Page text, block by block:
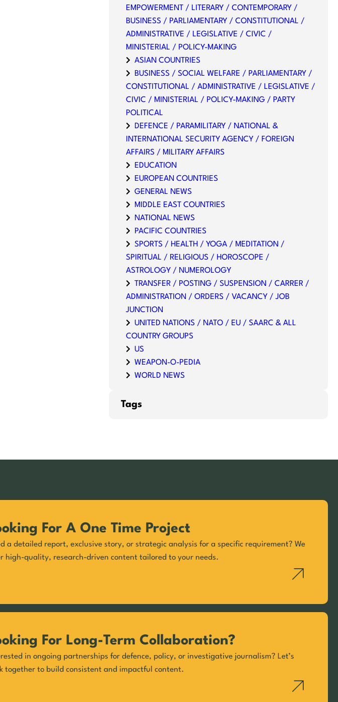
EMPOWERMENT / LITERARY / CONTEMPORARY /
BUSINESS / PARLIAMENTARY / CONSTITUTIONAL /
ADMINISTRATIVE / LEGISLATIVE / CIVIC /
MINISTERIAL / POLICY-MAKING
ASIAN COUNTRIES
BUSINESS / SOCIAL WELFARE / PARLIAMENTARY /
CONSTITUTIONAL / ADMINISTRATIVE / LEGISLATIVE /
CIVIC / MINISTERIAL / POLICY-MAKING / PARTY
POLITICAL
DEFENCE / PARAMILITARY / NATIONAL &
INTERNATIONAL SECURITY AGENCY / FOREIGN
AFFAIRS / MILITARY AFFAIRS
EDUCATION
EUROPEAN COUNTRIES
GENERAL NEWS
MIDDLE EAST COUNTRIES
NATIONAL NEWS
PACIFIC COUNTRIES
SPORTS / HEALTH / YOGA / MEDITATION /
SPIRITUAL / RELIGIOUS / HOROSCOPE /
ASTROLOGY / NUMEROLOGY
TRANSFER / POSTING / SUSPENSION / CARRER /
ADMINISTRATION / ORDERS / VACANCY / JOB
JUNCTION
UNITED NATIONS / NATO / EU / SAARC & ALL
COUNTRY GROUPS
US
WEAPON-O-PEDIA
WORLD NEWS
Tags
For A One Time Project
a detailed report, exclusive story, or strategic analysis for a specific requirement? We
high-quality, research-driven content tailored to your needs.
For Long-Term Collaboration?
in ongoing partnerships for defence, policy, or investigative journalism? Let’s
together to build consistent and impactful content.